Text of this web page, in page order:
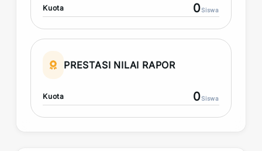
Kuota 0Siswa
PRESTASI NILAI RAPOR
Kuota 0Siswa